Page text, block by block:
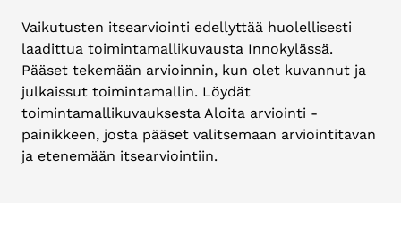
Vaikutusten itsearviointi edellyttää huolellisesti
laadittua toimintamallikuvausta Innokylässä.
Pääset tekemään arvioinnin, kun olet kuvannut ja
julkaissut toimintamallin. Löydät
toimintamallikuvauksesta Aloita arviointi -
painikkeen, josta pääset valitsemaan arviointitavan
ja etenemään itsearviointiin.